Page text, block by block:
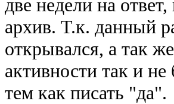
две недели на
архив. Т.к. данный
открывался, а так
активности так и
тем как писать "да".